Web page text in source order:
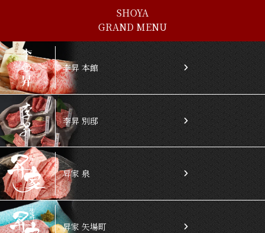
SHOYA
GRAND MENU
李昇 本館
李昇 別邸
昇家 泉
昇家 矢場町